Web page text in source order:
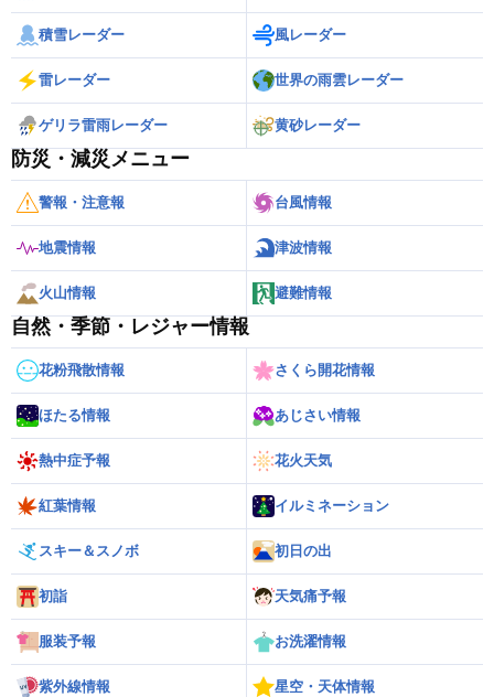
積雪レーダー 風レーダー
雷レーダー 世界の雨雲レーダー
ゲリラ雷雨レーダー 黄砂レーダー
防災・減災メニュー
警報・注意報 台風情報
地震情報 津波情報
火山情報 避難情報
自然・季節・レジャー情報
花粉飛散情報 さくら開花情報
ほたる情報 あじさい情報
熱中症予報 花火天気
紅葉情報 イルミネーション
スキー＆スノボ 初日の出
初詣 天気痛予報
服装予報 お洗濯情報
紫外線情報 星空・天体情報